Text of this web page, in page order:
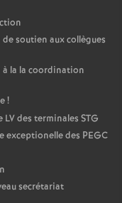
d
g
soutien aux collègues
à la la coordination
!
des terminales STG
exceptionelle des PEGC
secrétariat